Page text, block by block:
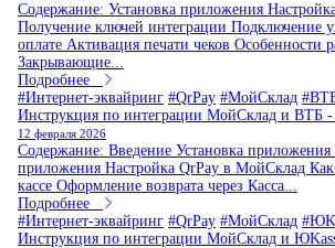
Содержание: Установка приложения
Получение ключей интеграции Подключение
оплате Активация печати чеков Особенности
Закрывающие...
Подробнее
#Интернет-эквайринг #QrPay #МойСклад
Инструкция по интеграции МойСклад и ВТБ -
12 февраля 2026
Содержание: Введение Установка приложения
приложения Настройка QrPay в МойСклад Как
кассе Оформление возврата через Касса...
Подробнее
#Интернет-эквайринг #QrPay #МойСклад
Инструкция по интеграции МойСклад и